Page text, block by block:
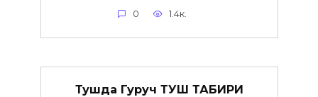
0 1.4к.
Тушда Гуруч ТУШ ТАБИРИ